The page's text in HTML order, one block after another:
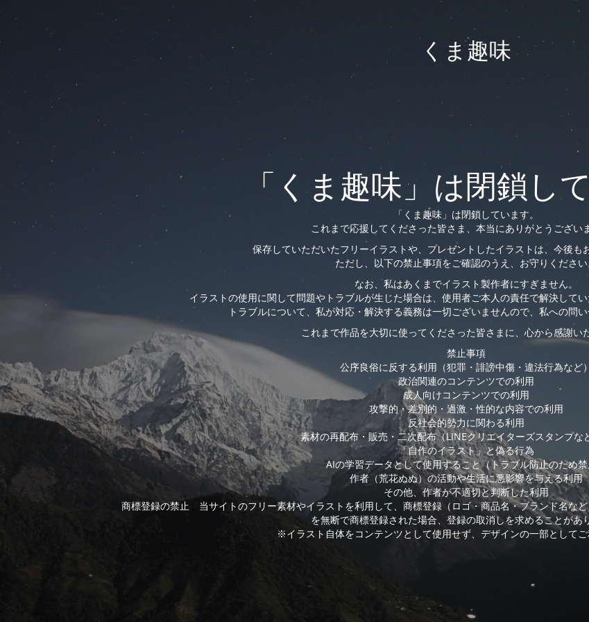
くま趣味
「くま趣味」は閉鎖し
「くま趣味」は閉鎖しています。
これまで応援してくださった皆さま、本当にありがとうござい
保存していただいたフリーイラストや、プレゼントしたイラストは、今後も
ただし、以下の禁止事項をご確認のうえ、お守りください
なお、私はあくまでイラスト製作者にすぎません。
イラストの使用に関して問題やトラブルが生じた場合は、使用者ご本人の責任で解決してい
トラブルについて、私が対応・解決する義務は一切ございませんので、私への問い
これまで作品を大切に使ってくださった皆さまに、心から感謝い
禁止事項
公序良俗に反する利用（犯罪・誹謗中傷・違法行為など）
政治関連のコンテンツでの利用
成人向けコンテンツでの利用
攻撃的・差別的・過激・性的な内容での利用
反社会的勢力に関わる利用
素材の再配布・販売・二次配布（LINEクリエイターズスタンプな
「自作のイラスト」と偽る行為
AIの学習データとして使用すること（トラブル防止のため禁
作者（荒花ぬぬ）の活動や生活に悪影響を与える利用
その他、作者が不適切と判断した利用
商標登録の禁止 当サイトのフリー素材やイラストを利用して、商標登録（ロゴ・商品名・ブランド名な
を無断で商標登録された場合、登録の取消しを求めることがあ
※イラスト自体をコンテンツとして使用せず、デザインの一部としてご